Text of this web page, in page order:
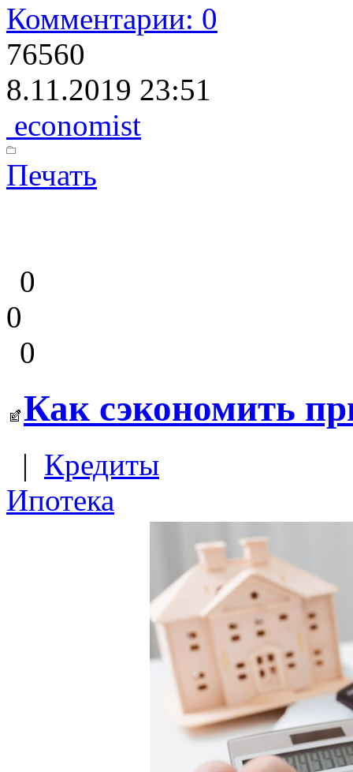
Комментарии: 0
76560
8.11.2019 23:51
economist
Печать
0
0
0
Как сэкономить
| Кредиты
Ипотека